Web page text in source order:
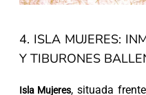
4. ISLA MUJERES:
Y TIBURONES
Isla Mujeres, situada